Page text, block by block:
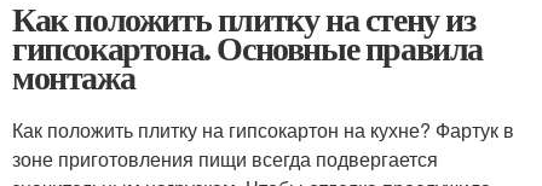
Как положить плитку на стену из
гипсокартона. Основные правила
монтажа
Как положить плитку на гипсокартон на кухне? Фартук в
зоне приготовления пищи всегда подвергается